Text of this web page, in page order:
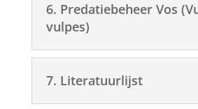
6. Predatiebeheer Vos
vulpes)
7. Literatuurlijst